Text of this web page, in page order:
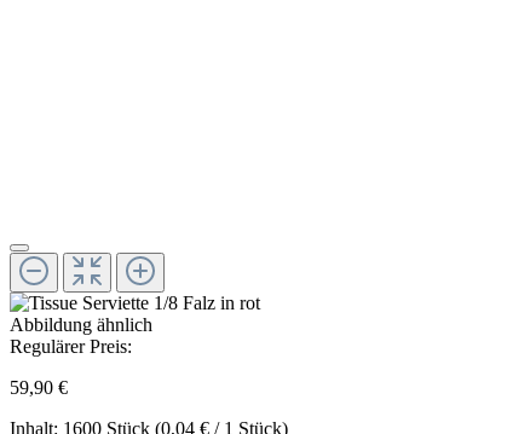
Abbildung ähnlich
Regulärer Preis:
59,90 €
Inhalt: 1600 Stück (0,04 € / 1 Stück)